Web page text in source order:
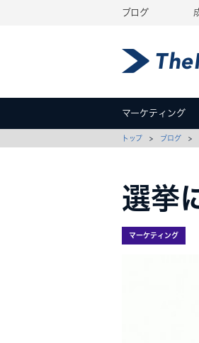
ブログ
マーケティング
トップ > ブログ >
選挙
マーケティング